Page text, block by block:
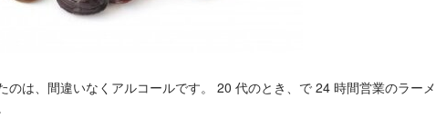
のは、間違いなくアルコールです。 20 代のとき、で 24 時間営業のラーメ